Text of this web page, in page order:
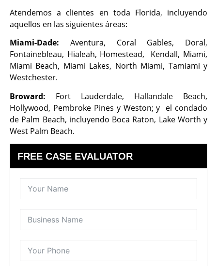
Atendemos a clientes en toda Florida, incluyendo
aquellos en las siguientes áreas:
Miami-Dade:
Aventura, Coral Gables, Doral,
Fontainebleau, Hialeah, Homestead, Kendall, Miami,
Miami Beach, Miami Lakes, North Miami, Tamiami y
Westchester.
Broward:
Fort Lauderdale, Hallandale Beach,
Hollywood, Pembroke Pines y Weston; y el condado
de Palm Beach, incluyendo Boca Raton, Lake Worth y
West Palm Beach.
FREE CASE EVALUATOR